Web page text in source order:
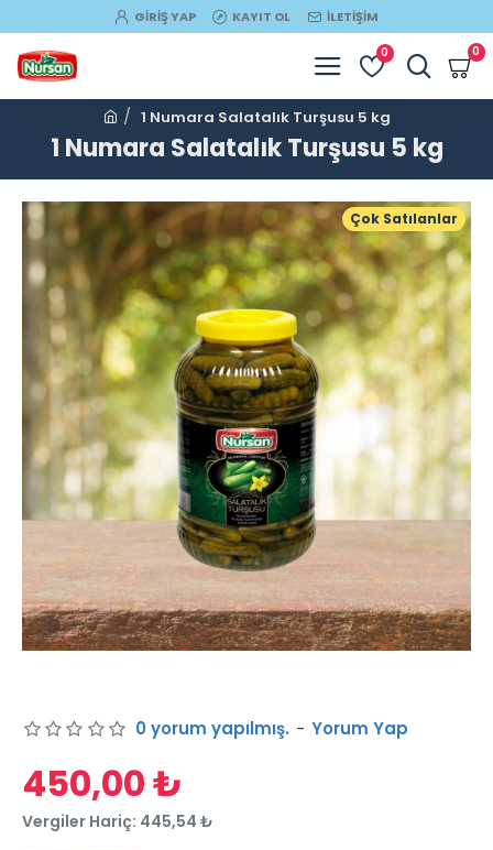
GIRIŞ YAP KAYIT OL İLETIŞIM
0 0
1 Numara Salatalık Turşusu 5 kg
1 Numara Salatalık Turşusu 5 kg
Çok Satılanlar
0 yorum yapılmış. - Yorum Yap
450,00 ₺
Vergiler Hariç: 445,54 ₺